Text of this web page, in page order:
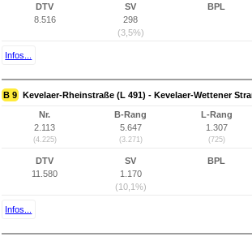
DTV
8.516
SV
298
(3,5%)
BPL
Infos...
B 9 Kevelaer-Rheinstraße (L 491) - Kevelaer-Wettener
Nr.
2.113
(4.225)
B-Rang
5.647
(3.271)
L-Rang
1.307
(725)
DTV
11.580
SV
1.170
(10,1%)
BPL
Infos...